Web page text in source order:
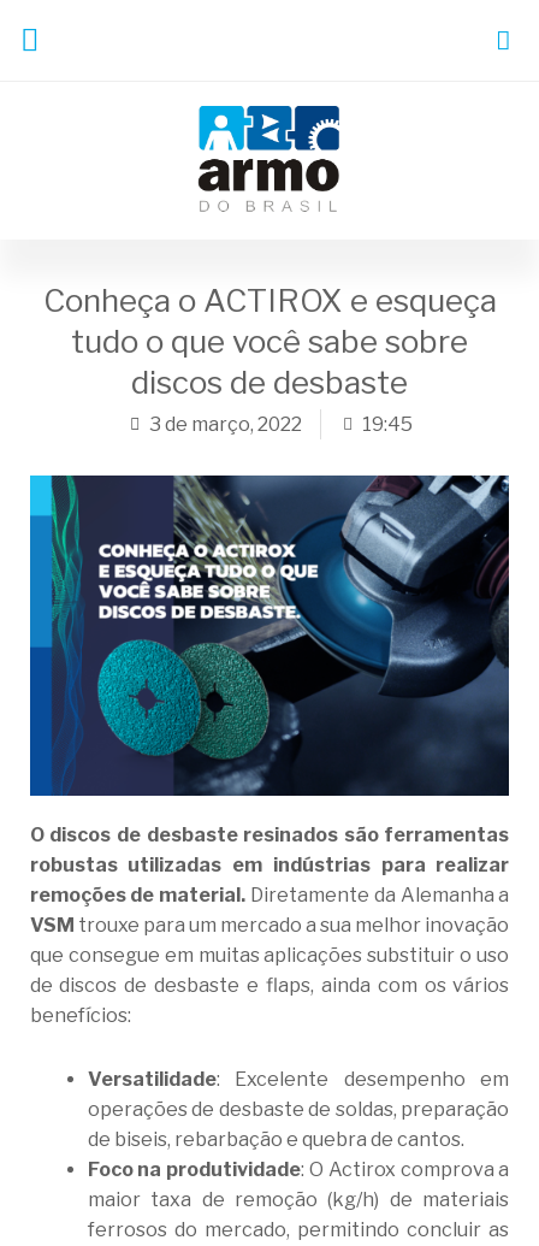
Conheça o ACTIROX e esqueça
tudo o que você sabe sobre
discos de desbaste
3 de março, 2022 19:45
O discos de desbaste resinados são ferramentas
robustas utilizadas em indústrias para realizar
remoções de material. Diretamente da Alemanha a
VSM trouxe para um mercado a sua melhor inovação
que consegue em muitas aplicações substituir o uso
de discos de desbaste e flaps, ainda com os vários
benefícios:
Versatilidade: Excelente desempenho em
operações de desbaste de soldas, preparação
de biseis, rebarbação e quebra de cantos.
Foco na produtividade: O Actirox comprova a
maior taxa de remoção (kg/h) de materiais
ferrosos do mercado, permitindo concluir as